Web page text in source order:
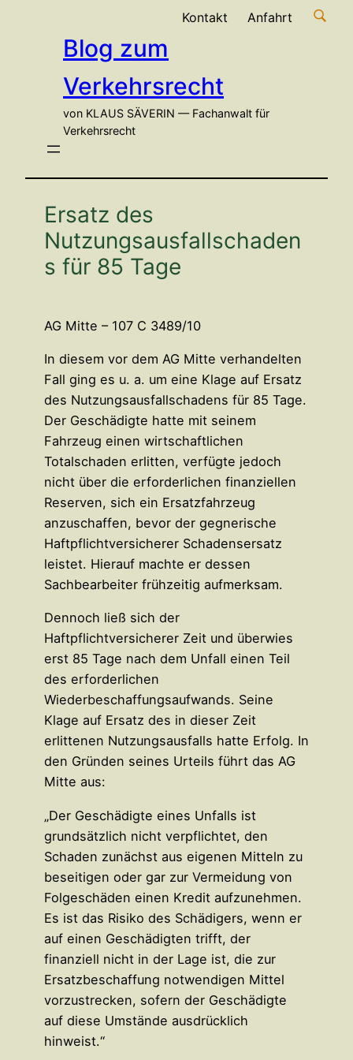
Kontakt Anfahrt
Blog zum
Verkehrsrecht
von KLAUS SÄVERIN — Fachanwalt für
Verkehrsrecht
Ersatz des
Nutzungsausfallschaden
s für 85 Tage
AG Mitte – 107 C 3489/10
In diesem vor dem AG Mitte verhandelten
Fall ging es u. a. um eine Klage auf Ersatz
des Nutzungsausfallschadens für 85 Tage.
Der Geschädigte hatte mit seinem
Fahrzeug einen wirtschaftlichen
Totalschaden erlitten, verfügte jedoch
nicht über die erforderlichen finanziellen
Reserven, sich ein Ersatzfahrzeug
anzuschaffen, bevor der gegnerische
Haftpflichtversicherer Schadensersatz
leistet. Hierauf machte er dessen
Sachbearbeiter frühzeitig aufmerksam.
Dennoch ließ sich der
Haftpflichtversicherer Zeit und überwies
erst 85 Tage nach dem Unfall einen Teil
des erforderlichen
Wiederbeschaffungsaufwands. Seine
Klage auf Ersatz des in dieser Zeit
erlittenen Nutzungsausfalls hatte Erfolg. In
den Gründen seines Urteils führt das AG
Mitte aus:
„Der Geschädigte eines Unfalls ist
grundsätzlich nicht verpflichtet, den
Schaden zunächst aus eigenen Mitteln zu
beseitigen oder gar zur Vermeidung von
Folgeschäden einen Kredit aufzunehmen.
Es ist das Risiko des Schädigers, wenn er
auf einen Geschädigten trifft, der
finanziell nicht in der Lage ist, die zur
Ersatzbeschaffung notwendigen Mittel
vorzustrecken, sofern der Geschädigte
auf diese Umstände ausdrücklich
hinweist.“